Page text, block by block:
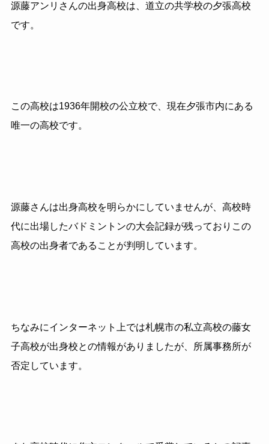
源藤アンリさんの出身高校は、道立の共学校の夕張高校
です。
この高校は1936年開校の公立校で、現在夕張市内にある
唯一の高校です。
源藤さんは出身高校を明らかにしていませんが、高校時
代に出場したバドミントンの大会記録が残っておりこの
高校の出身者であることが判明しています。
ちなみにインターネット上では札幌市の私立高校の藤女
子高校が出身校との情報がありましたが、所属事務所が
否定しています。